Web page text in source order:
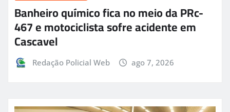
Banheiro químico fica no meio da PRc-
467 e motociclista sofre acidente em
Cascavel
Redação Policial Web ago 7, 2026